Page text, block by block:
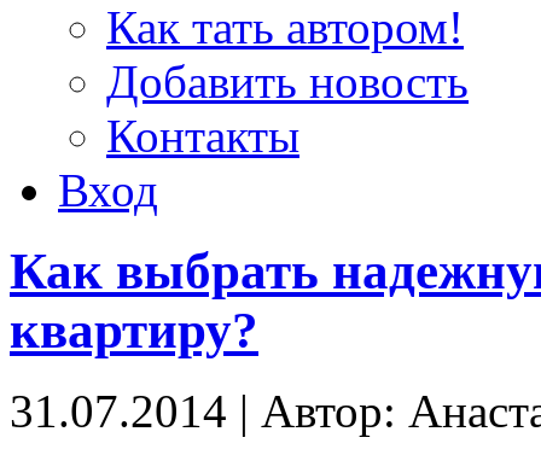
Как тать автором!
Добавить новость
Контакты
Вход
Как выбрать
квартиру?
31.07.2014 | Автор: